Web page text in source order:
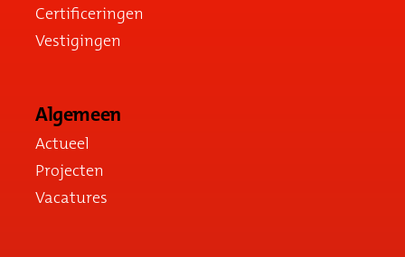
Certificeringen
Vestigingen
Algemeen
Actueel
Projecten
Vacatures